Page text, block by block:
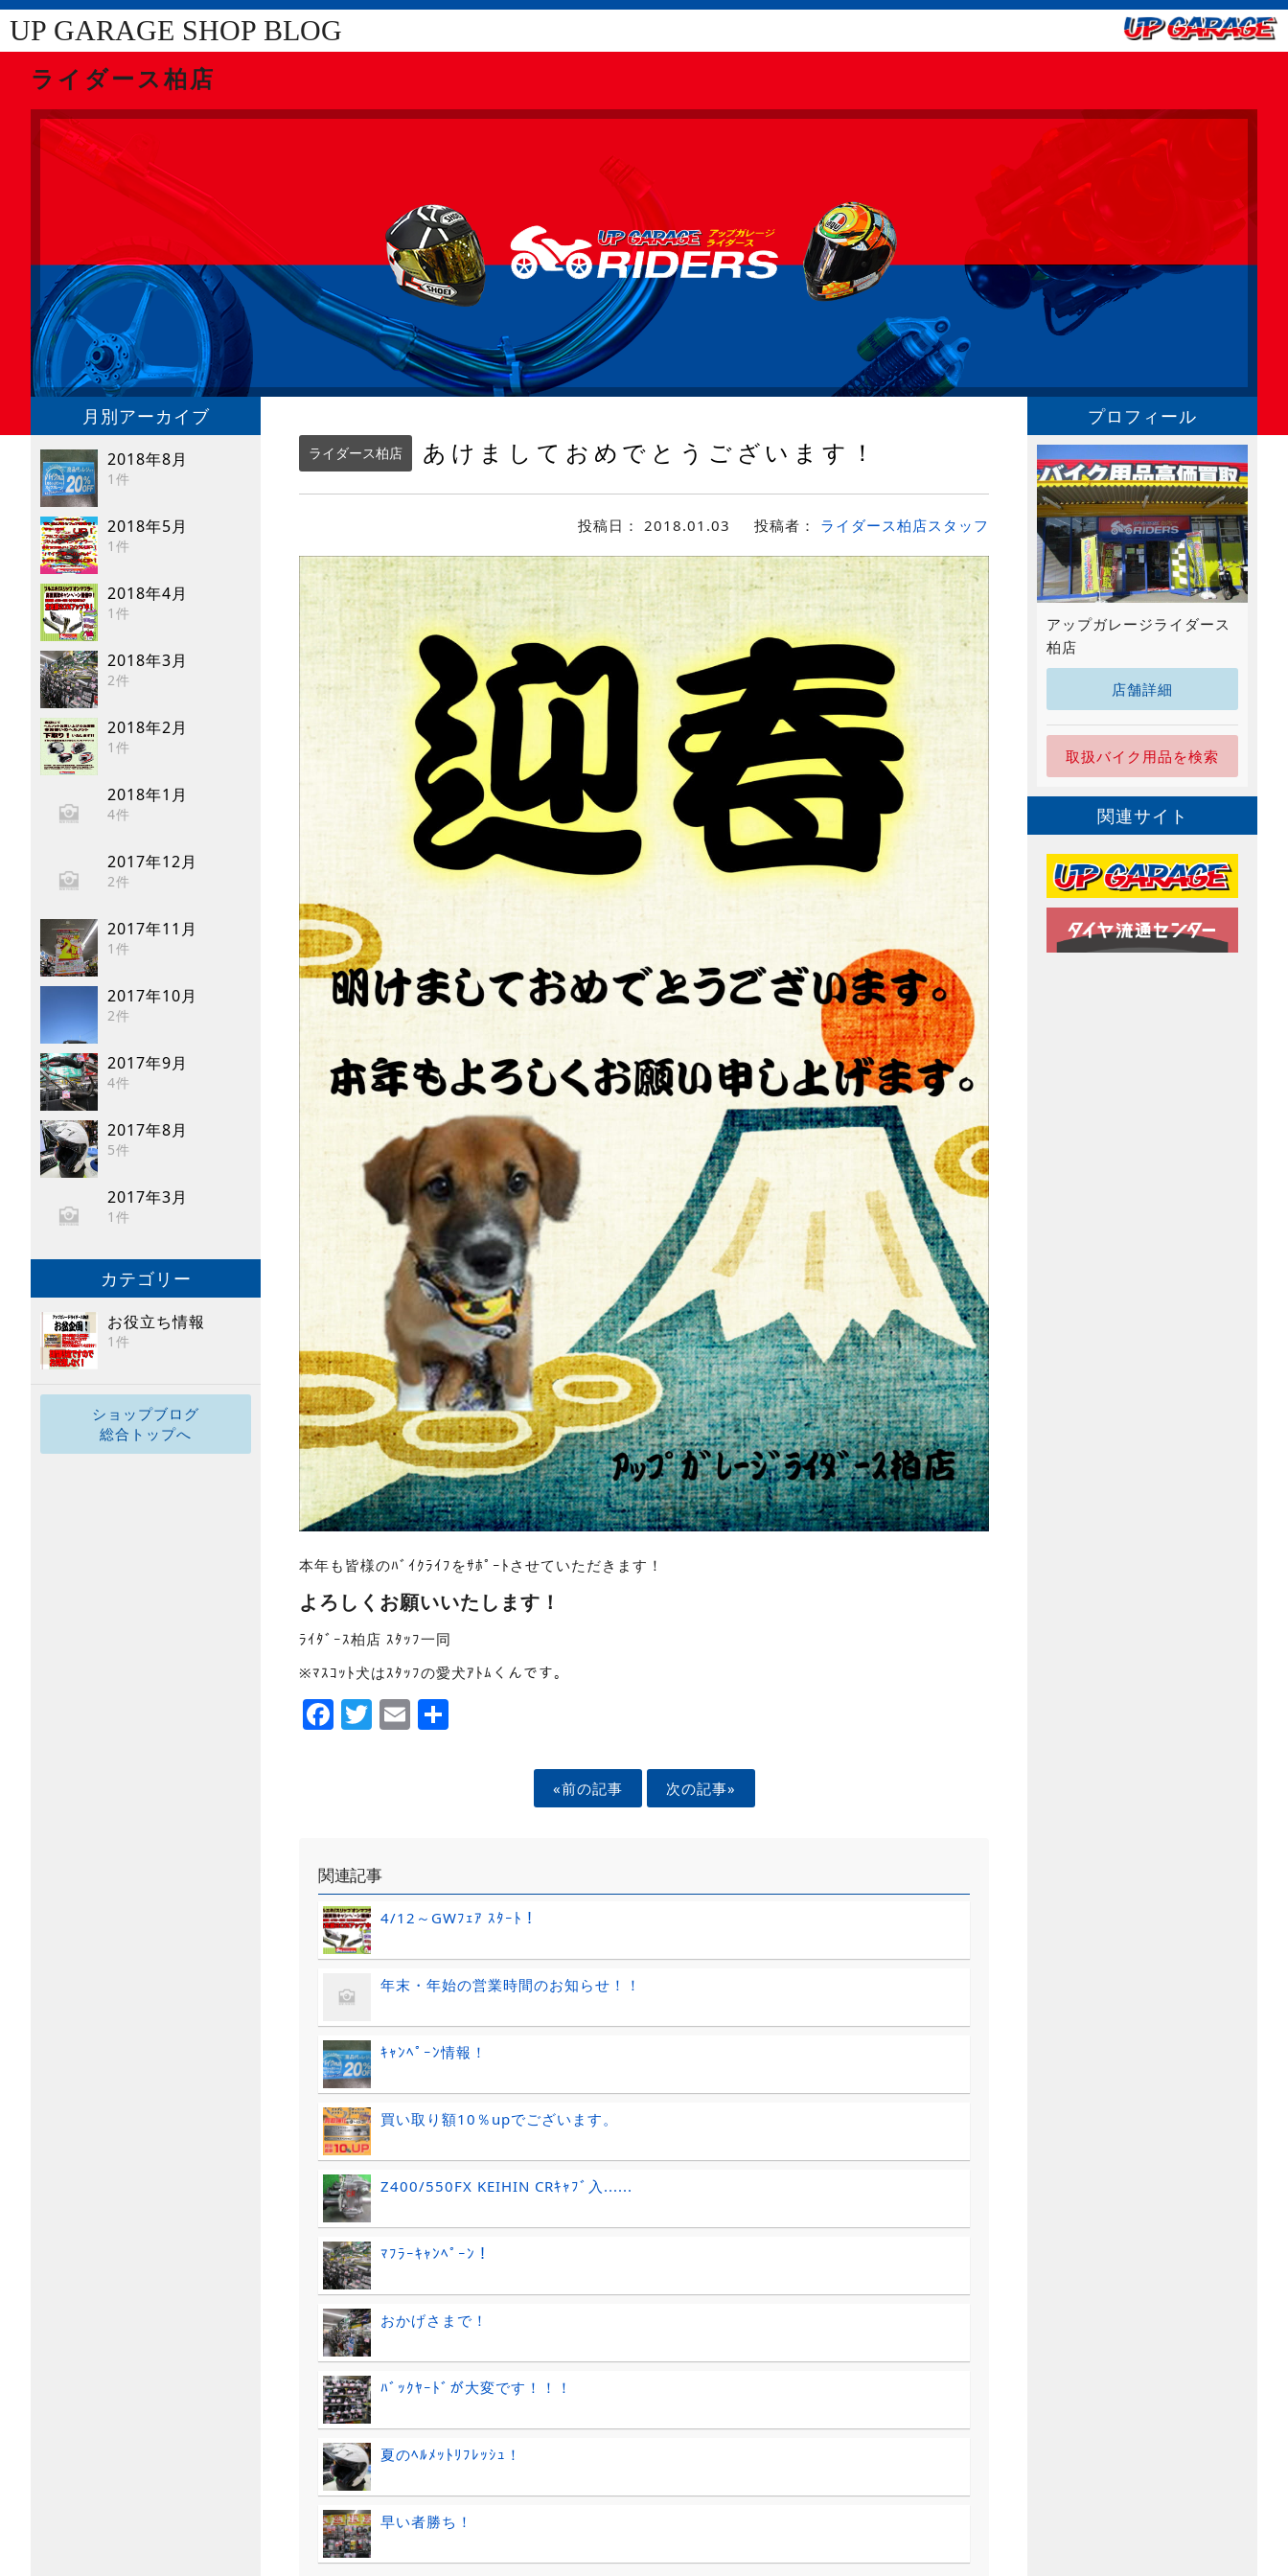
UP GARAGE SHOP BLOG
ライダース柏店
月別アーカイブ
2018年8月
1件
2018年5月
1件
2018年4月
1件
2018年3月
2件
2018年2月
1件
2018年1月
4件
2017年12月
2件
2017年11月
1件
2017年10月
2件
2017年9月
4件
2017年8月
5件
2017年3月
1件
カテゴリー
お役立ち情報
1件
ショップブログ
総合トップへ
ライダース柏店 あけましておめでとうございます！
投稿日： 2018.01.03 投稿者： ライダース柏店スタッフ
本年も皆様のﾊﾞｲｸﾗｲﾌをｻﾎﾟｰﾄさせていただきます！
よろしくお願いいたします！
ﾗｲﾀﾞｰｽ柏店 ｽﾀｯﾌ一同
※ﾏｽｺｯﾄ犬はｽﾀｯﾌの愛犬ｱﾄﾑくんです。
Facebook
Twitter
Email
«前の記事 次の記事»
関連記事
4/12～GWﾌｪｱ ｽﾀｰﾄ！
年末・年始の営業時間のお知らせ！！
ｷｬﾝﾍﾟｰﾝ情報！
買い取り額10％upでございます。
Z400/550FX KEIHIN CRｷｬﾌﾞ入......
ﾏﾌﾗｰｷｬﾝﾍﾟｰﾝ！
おかげさまで！
ﾊﾞｯｸﾔｰﾄﾞが大変です！！！
夏のﾍﾙﾒｯﾄﾘﾌﾚｯｼｭ！
早い者勝ち！
プロフィール
アップガレージライダース
柏店
店舗詳細
取扱バイク用品を検索
関連サイト